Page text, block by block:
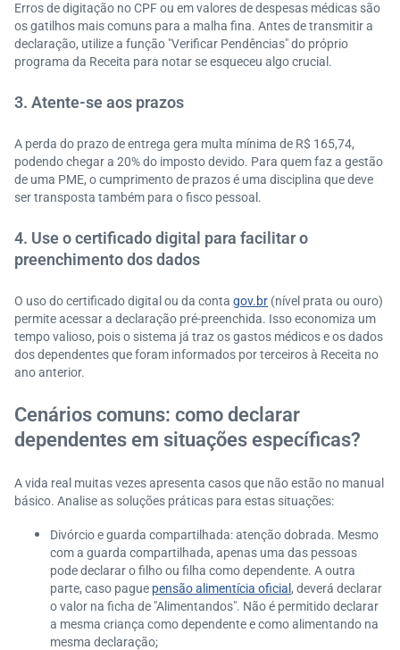
Erros de digitação no CPF ou em valores de despesas médicas são
os gatilhos mais comuns para a malha fina. Antes de transmitir a
declaração, utilize a função "Verificar Pendências" do próprio
programa da Receita para notar se esqueceu algo crucial.
3. Atente-se aos prazos
A perda do prazo de entrega gera multa mínima de R$ 165,74,
podendo chegar a 20% do imposto devido. Para quem faz a gestão
de uma PME, o cumprimento de prazos é uma disciplina que deve
ser transposta também para o fisco pessoal.
4. Use o certificado digital para facilitar o
preenchimento dos dados
O uso do certificado digital ou da conta gov.br (nível prata ou ouro)
permite acessar a declaração pré-preenchida. Isso economiza um
tempo valioso, pois o sistema já traz os gastos médicos e os dados
dos dependentes que foram informados por terceiros à Receita no
ano anterior.
Cenários comuns: como declarar
dependentes em situações específicas?
A vida real muitas vezes apresenta casos que não estão no manual
básico. Analise as soluções práticas para estas situações:
Divórcio e guarda compartilhada: atenção dobrada. Mesmo
com a guarda compartilhada, apenas uma das pessoas
pode declarar o filho ou filha como dependente. A outra
parte, caso pague pensão alimentícia oficial , deverá declarar
o valor na ficha de "Alimentandos". Não é permitido declarar
a mesma criança como dependente e como alimentando na
mesma declaração;